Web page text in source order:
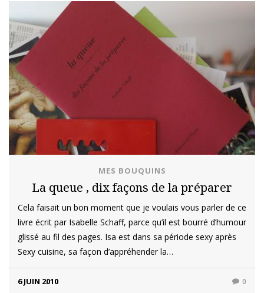
MES BOUQUINS
La queue , dix façons de la préparer
Cela faisait un bon moment que je voulais vous parler de ce
livre écrit par Isabelle Schaff, parce qu’il est bourré d’humour
glissé au fil des pages. Isa est dans sa période sexy après
Sexy cuisine, sa façon d’appréhender la…
6 JUIN 2010 0